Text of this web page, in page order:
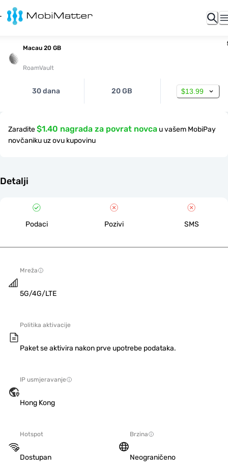
Macau 20 GB
RoamVault
30 dana 20 GB $13.99
Zaradite$1.40 nagrada za povrat novca u vašem MobiPay
novčaniku uz ovu kupovinu
Detalji
Podaci Pozivi SMS
Mreža
5G/4G/LTE
Politika aktivacije
Paket se aktivira nakon prve upotrebe podataka.
IP usmjeravanje
Hong Kong
Hotspot
Dostupan
Brzina
Neograničeno